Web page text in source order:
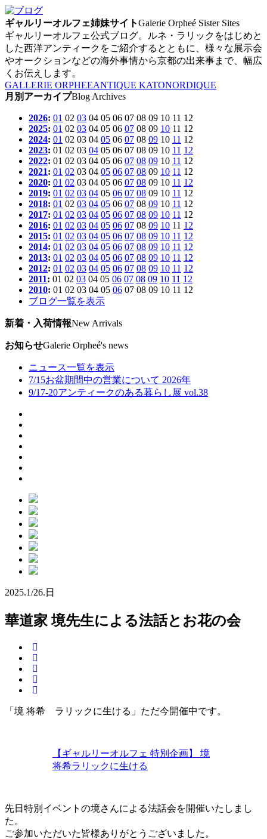
ギャルリーオルフェ姉妹サイトGalerie Orpheé Sister Sites
ギャルリーオルフェ公式ブログ。ルネ・ラリックをはじめと
した西洋アンティークをご紹介するとともに、様々な展示会
やオークションなどの海外事情から京都の出来事まで、幅広
くお伝えします。
GALLERIE ORPHEEANTIQUE KATONORDIQUE
月別アーカイプBlog Archives
2026: 01 02 03 04 05 06 07 08 09 10 11 12
2025: 01 02 03 04 05 06 07 08 09 10 11 12
2024: 01 02 03 04 05 06 07 08 09 10 11 12
2023: 01 02 03 04 05 06 07 08 09 10 11 12
2022: 01 02 03 04 05 06 07 08 09 10 11 12
2021: 01 02 03 04 05 06 07 08 09 10 11 12
2020: 01 02 03 04 05 06 07 08 09 10 11 12
2019: 01 02 03 04 05 06 07 08 09 10 11 12
2018: 01 02 03 04 05 06 07 08 09 10 11 12
2017: 01 02 03 04 05 06 07 08 09 10 11 12
2016: 01 02 03 04 05 06 07 08 09 10 11 12
2015: 01 02 03 04 05 06 07 08 09 10 11 12
2014: 01 02 03 04 05 06 07 08 09 10 11 12
2013: 01 02 03 04 05 06 07 08 09 10 11 12
2012: 01 02 03 04 05 06 07 08 09 10 11 12
2011: 01 02 03 04 05 06 07 08 09 10 11 12
2010: 01 02 03 04 05 06 07 08 09 10 11 12
ブログ一覧を表示
新着・入荷情報New Arrivals
お知らせGalerie Orpheé's news
ニュース一覧を表示
7/15お盆期間中の営業について 2026年
9/17-20アンティークのある暮らし展 vol.38
2025.1/26. 日
華道家 境先生による法話とお花の会
「境 将希 ラリックに生ける」ただ今開催中です。
【ギャルリーオルフェ 特別企画】 境
将希ラリックに生ける
先日特別イベントの境さんによる法話会を開催いたしまし
た。
ご参加いただいた皆様ありがとうございました。